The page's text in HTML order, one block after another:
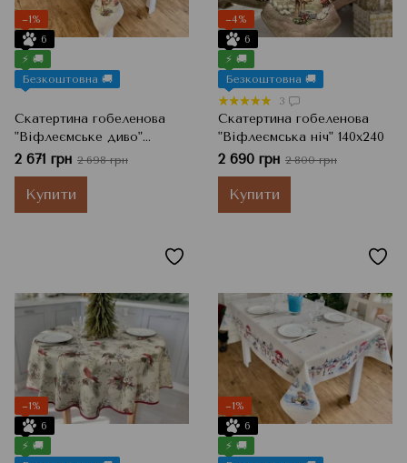
−1%
6
⚡ 🚚
Безкоштовна 🚚
Скатертина гобеленова
"Віфлеємське диво"
140х180
2 671 грн 2 698 грн
Купити
−4%
6
⚡ 🚚
Безкоштовна 🚚
3
Скатертина гобеленова
"Віфлеємська ніч" 140х240
2 690 грн 2 800 грн
Купити
−1%
6
⚡ 🚚
−1%
6
⚡ 🚚